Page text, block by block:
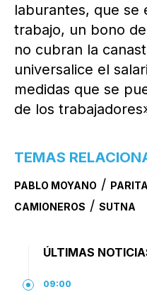
laburantes, que se
trabajo, un bono
no cubran la
universalice el
medidas que se
de los
TEMAS
PABLO MOYANO /
CAMIONEROS / SUTNA
ÚLTIMAS
09:00